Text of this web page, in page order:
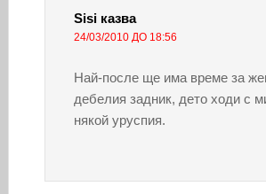
Sisi казва
24/03/2010 ДО 18:56
Най-после ще има време за
дебелия задник, дето ходи с
някой уруспия.